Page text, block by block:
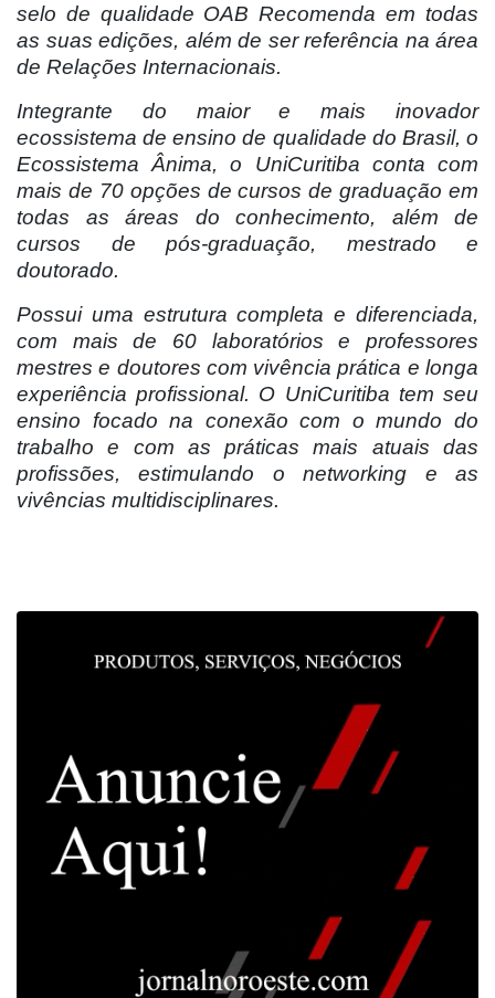
selo de qualidade OAB Recomenda em todas
as suas edições, além de ser referência na área
de Relações Internacionais.
Integrante do maior e mais inovador
ecossistema de ensino de qualidade do Brasil, o
Ecossistema Ânima, o UniCuritiba conta com
mais de 70 opções de cursos de graduação em
todas as áreas do conhecimento, além de
cursos de pós-graduação, mestrado e
doutorado.
Possui uma estrutura completa e diferenciada,
com mais de 60 laboratórios e professores
mestres e doutores com vivência prática e longa
experiência profissional. O UniCuritiba tem seu
ensino focado na conexão com o mundo do
trabalho e com as práticas mais atuais das
profissões, estimulando o networking e as
vivências multidisciplinares.